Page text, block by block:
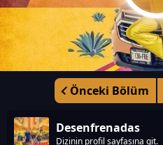
Önceki Bölüm
Desenfrenadas
Dizinin profil sayfasına git.